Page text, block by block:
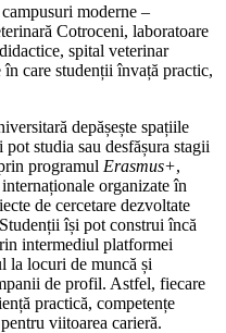
moderne –
Cotroceni, laboratoare
spital veterinar
în care studenții învață practic,
depășește spațiile
studia sau desfășura stagii
programul Erasmus+,
organizate în
de cercetare dezvoltate
își pot construi încă
intermediul platformei
la locuri de muncă și
de profil. Astfel, fiecare
practică, competențe
viitoarea carieră.